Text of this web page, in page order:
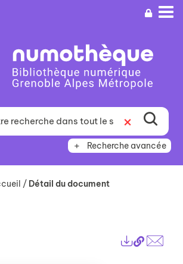
Recherche avancée
/ Détail du document
Lien